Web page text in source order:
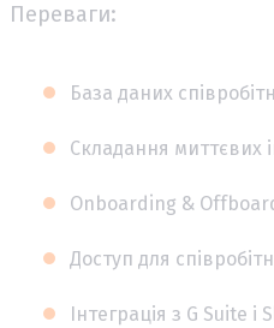
Переваги:
База даних
Складання миттєвих
Onboarding &
Доступ для
Інтеграція з G Suite і